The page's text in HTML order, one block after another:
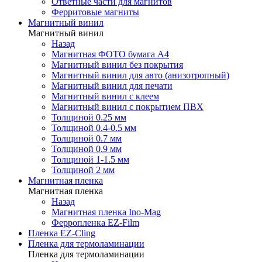
Ферритовые магниты
Магнитный винил
Магнитный винил
Назад
Магнитная ФОТО бумага А4
Магнитный винил без покрытия
Магнитный винил для авто (анизотропный)
Магнитный винил для печати
Магнитный винил с клеем
Магнитный винил с покрытием ПВХ
Толщиной 0.25 мм
Толщиной 0.4-0.5 мм
Толщиной 0.7 мм
Толщиной 0.9 мм
Толщиной 1-1.5 мм
Толщиной 2 мм
Магнитная пленка
Магнитная пленка
Назад
Магнитная пленка Ino-Mag
Ферропленка EZ-Film
Пленка EZ-Cling
Пленка для термоламинации
Пленка для термоламинации